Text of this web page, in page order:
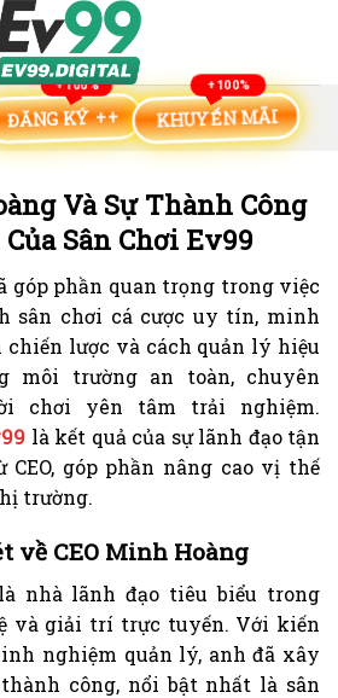
ĐĂNG KÝ ++ KHUYẾN MÃI
Và Sự Thành Công
Sân Chơi Ev99
góp phần quan trọng trong việc
sân chơi cá cược uy tín, minh
lược và cách quản lý hiệu
môi trường an toàn, chuyên
chơi yên tâm trải nghiệm.
là kết quả của sự lãnh đạo tận
góp phần nâng cao vị thế
trường.
về CEO Minh Hoàng
nhà lãnh đạo tiêu biểu trong
và giải trí trực tuyến. Với kiến
nghiệm quản lý, anh đã xây
công, nổi bật nhất là sân